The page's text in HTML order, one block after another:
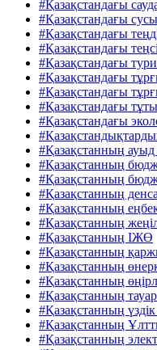
#Қазақстандағы
#Қазақстандағы
#Қазақстандағы
#Қазақстандағы
#Қазақстандағы
#Қазақстандағы
#Қазақстандағы
#Қазақстандағы
#Қазақстандағы
#Қазақстанның
#Қазақстанның
#Қазақстанның
#Қазақстанның
#Қазақстанның
#Қазақстанның
#Қазақстанның ІЖӨ
#Қазақстанның
#Қазақстанның
#Қазақстанның
#Қазақстанның
#Қазақстанның
#Қазақстанның
#Қазақстанның